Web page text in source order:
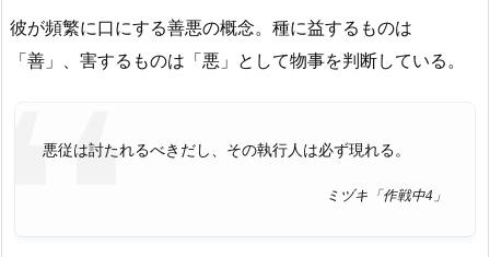
彼が頻繁に口にする善悪の概念。種に益するものは
「善」、害するものは「悪」として物事を判断している。
悪従は討たれるべきだし、その執行人は必ず現れる。
ミヅキ「作戦中4」